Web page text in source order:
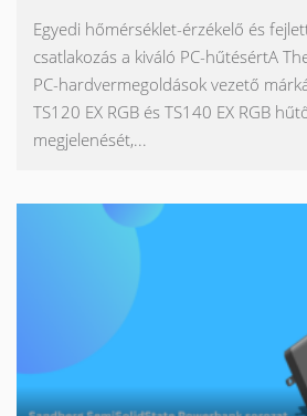
Egyedi hőmérséklet-érzékelő és
csatlakozás a kiváló PC-hűtésértA
PC-hardvermegoldások vezető
TS120 EX RGB és TS140 EX RGB
megjelenését,...